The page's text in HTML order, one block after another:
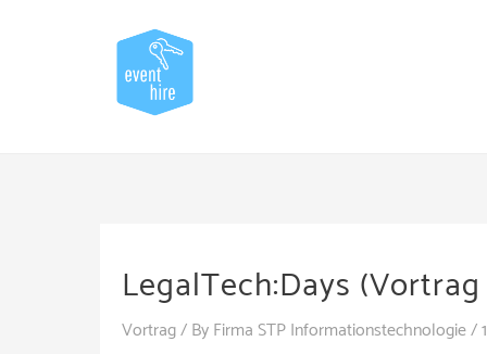
LegalTech:Days
Vortrag/ ByFirma STP Informationstechnologie/